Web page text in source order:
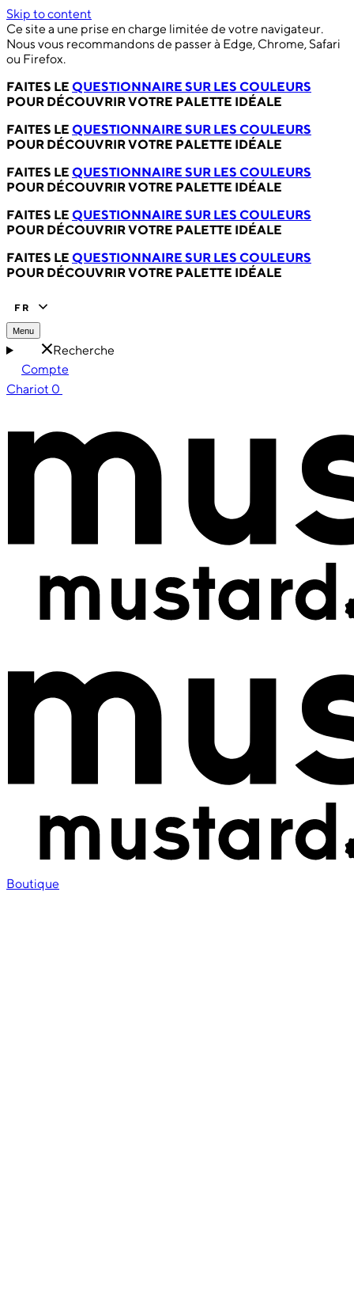
Skip to content
Ce site a une prise en charge limitée de votre navigateur.
Nous vous recommandons de passer à Edge, Chrome, Safari
ou Firefox.
FAITES LE QUESTIONNAIRE SUR LES COULEURS
POUR DÉCOUVRIR VOTRE PALETTE IDÉALE
FAITES LE QUESTIONNAIRE SUR LES COULEURS
POUR DÉCOUVRIR VOTRE PALETTE IDÉALE
FAITES LE QUESTIONNAIRE SUR LES COULEURS
POUR DÉCOUVRIR VOTRE PALETTE IDÉALE
FAITES LE QUESTIONNAIRE SUR LES COULEURS
POUR DÉCOUVRIR VOTRE PALETTE IDÉALE
FAITES LE QUESTIONNAIRE SUR LES COULEURS
POUR DÉCOUVRIR VOTRE PALETTE IDÉALE
FR
Menu
Recherche
Compte
Chariot 0
Boutique